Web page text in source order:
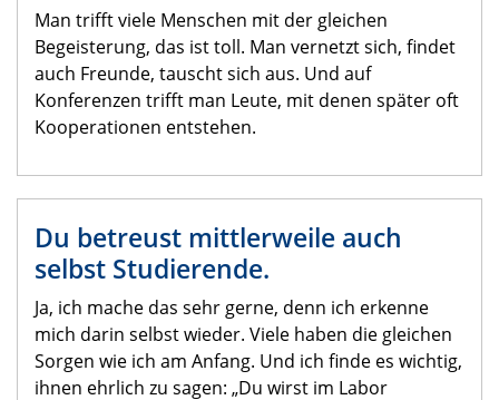
Man trifft viele Menschen mit der gleichen
Begeisterung, das ist toll. Man vernetzt sich, findet
auch Freunde, tauscht sich aus. Und auf
Konferenzen trifft man Leute, mit denen später oft
Kooperationen entstehen.
Du betreust mittlerweile auch
selbst Studierende.
Ja, ich mache das sehr gerne, denn ich erkenne
mich darin selbst wieder. Viele haben die gleichen
Sorgen wie ich am Anfang. Und ich finde es wichtig,
ihnen ehrlich zu sagen: „Du wirst im Labor